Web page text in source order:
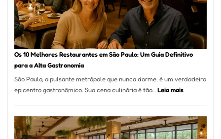
pizza
artesanal
forno
à
Vila
da
Os 10 Melhores Restaurantes em São Paulo: Um Guia Definitivo
para a Alta Gastronomia
São Paulo, a pulsante metrópole que nunca dorme, é um verdadeiro
epicentro gastronômico. Sua cena culinária é tão… Leia mais:
Melhores
Restaurantes